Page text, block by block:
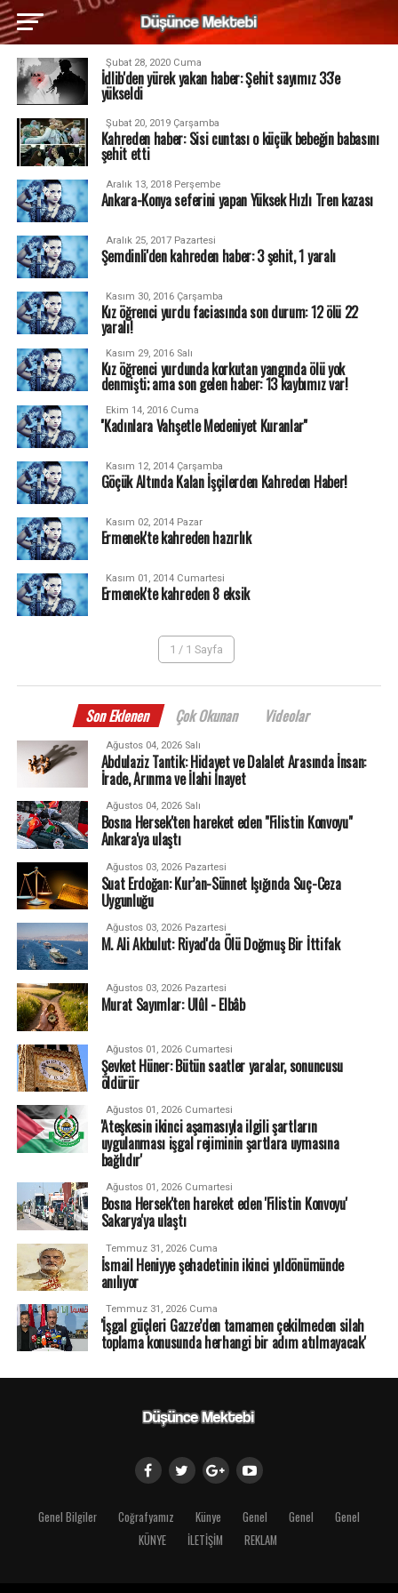
Şubat 28, 2020 Cuma
İdlib'den yürek yakan haber: Şehit sayımız 33'e
yükseldi
Şubat 20, 2019 Çarşamba
Kahreden haber: Sisi cuntası o küçük bebeğin babasını
şehit etti
Aralık 13, 2018 Perşembe
Ankara-Konya seferini yapan Yüksek Hızlı Tren kazası
Aralık 25, 2017 Pazartesi
Şemdinli'den kahreden haber: 3 şehit, 1 yaralı
Kasım 30, 2016 Çarşamba
Kız öğrenci yurdu faciasında son durum: 12 ölü 22
yaralı!
Kasım 29, 2016 Salı
Kız öğrenci yurdunda korkutan yangında ölü yok
denmişti; ama son gelen haber: 13 kaybımız var!
Ekim 14, 2016 Cuma
''Kadınlara Vahşetle Medeniyet Kuranlar''
Kasım 12, 2014 Çarşamba
Göçük Altında Kalan İşçilerden Kahreden Haber!
Kasım 02, 2014 Pazar
Ermenek'te kahreden hazırlık
Kasım 01, 2014 Cumartesi
Ermenek'te kahreden 8 eksik
1 / 1 Sayfa
Son Eklenen Çok Okunan Videolar
Ağustos 04, 2026 Salı
Abdulaziz Tantik: Hidayet ve Dalalet Arasında İnsan:
İrade, Arınma ve İlahi İnayet
Ağustos 04, 2026 Salı
Bosna Hersek'ten hareket eden "Filistin Konvoyu"
Ankara'ya ulaştı
Ağustos 03, 2026 Pazartesi
Suat Erdoğan: Kur’an-Sünnet Işığında Suç-Ceza
Uygunluğu
Ağustos 03, 2026 Pazartesi
M. Ali Akbulut: Riyad'da Ölü Doğmuş Bir İttifak
Ağustos 03, 2026 Pazartesi
Murat Sayımlar: Ulûl - Elbâb
Ağustos 01, 2026 Cumartesi
Şevket Hüner: Bütün saatler yaralar, sonuncusu
öldürür
Ağustos 01, 2026 Cumartesi
'Ateşkesin ikinci aşamasıyla ilgili şartların
uygulanması işgal rejiminin şartlara uymasına
bağlıdır'
Ağustos 01, 2026 Cumartesi
Bosna Hersek'ten hareket eden 'Filistin Konvoyu'
Sakarya'ya ulaştı
Temmuz 31, 2026 Cuma
İsmail Heniyye şehadetinin ikinci yıldönümünde
anılıyor
Temmuz 31, 2026 Cuma
'İşgal güçleri Gazze’den tamamen çekilmeden silah
toplama konusunda herhangi bir adım atılmayacak'
Genel Bilgiler Coğrafyamız Künye Genel Genel
Genel
KÜNYE
İLETİŞİM REKLAM